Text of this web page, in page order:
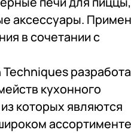
аксессуаров
частей
аксессуары.
в сочетании с
кухонного
которых являются